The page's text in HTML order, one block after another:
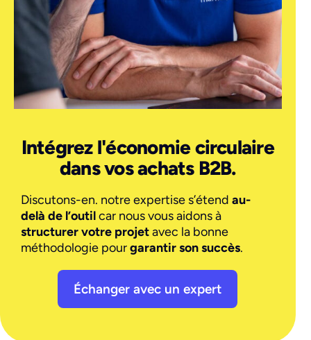
Intégrez l'économie circulaire
dans vos achats B2B.
Discutons-en. notre expertise s’étend au-
delà de l’outilcar nous vous aidons à
structurer votre projetavec la bonne
méthodologie pourgarantir son succès.
Échanger avec un expert